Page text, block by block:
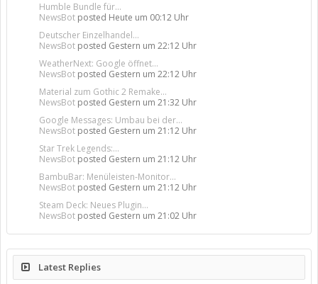
Humble Bundle für...
NewsBot posted Heute um 00:12 Uhr
Deutscher Einzelhandel...
NewsBot posted Gestern um 22:12 Uhr
WeatherNext: Google öffnet...
NewsBot posted Gestern um 22:12 Uhr
Material zum Gothic 2 Remake...
NewsBot posted Gestern um 21:32 Uhr
Google Messages: Umbau bei der...
NewsBot posted Gestern um 21:12 Uhr
Star Trek Legends:...
NewsBot posted Gestern um 21:12 Uhr
BambuBar: Menüleisten-Monitor...
NewsBot posted Gestern um 21:12 Uhr
Steam Deck: Neues Plugin...
NewsBot posted Gestern um 21:02 Uhr
Latest Replies